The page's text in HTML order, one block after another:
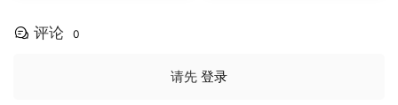
评论 0
请先 登录